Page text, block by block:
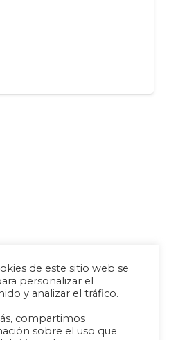
de este sitio web se
personalizar el
y analizar el tráfico.
compartimos
sobre el uso que